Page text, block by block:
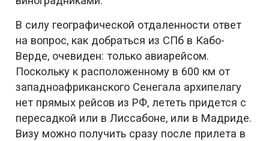
В силу географической отдаленности ответ
на вопрос, как добраться из СПб в Кабо-
Верде, очевиден: только авиарейсом.
Поскольку к расположенному в 600 км от
западноафриканского Сенегала архипелагу
нет прямых рейсов из РФ, лететь придется с
пересадкой или в Лиссабоне, или в Мадриде.
Визу можно получить сразу после прилета в